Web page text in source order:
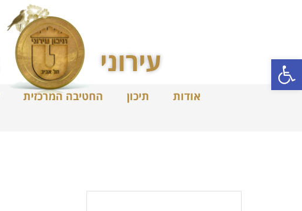
פתח סרגל נגישותעירוני
אודות תיכון החטיבה המרכזית